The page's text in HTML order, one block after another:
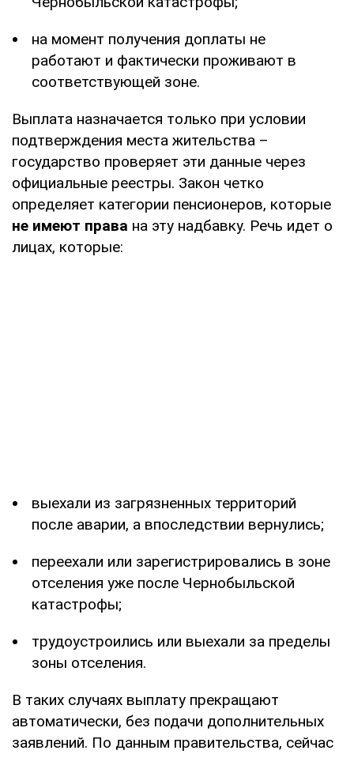
на момент получения доплаты не
работают и фактически проживают в
соответствующей зоне.
Выплата назначается только при условии
подтверждения места жительства –
государство проверяет эти данные через
официальные реестры. Закон четко
определяет категории пенсионеров, которые
не имеют права на эту надбавку. Речь идет о
лицах, которые:
выехали из загрязненных территорий
после аварии, а впоследствии вернулись;
переехали или зарегистрировались в зоне
отселения уже после Чернобыльской
катастрофы;
трудоустроились или выехали за пределы
зоны отселения.
В таких случаях выплату прекращают
автоматически, без подачи дополнительных
заявлений. По данным правительства, сейчас